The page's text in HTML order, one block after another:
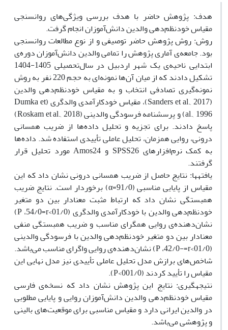
هدف: پژوهش حاضر با هدف بررسی ویژگی‌های روانسنجی
مقیاس خودنظم‌دهی والدین دانش‌آموزان انجام گرفت.
روش: روش پژوهش حاضر توصیفی و از نوع مطالعات روانسنجی
بود. جامعه‌ی آماری پژوهش را تمامی والدین دانش‌آموزان دوره‌ی
ابتدایی ناحیه‌ی یک شهر اردبیل در سال‌تحصیلی 1405-1404
تشکیل دادند که از میان آن‌ها نمونه‌ای به حجم 220 نفر به روش
نمونه‌گیری تصادفی انتخاب و به مقیاس خودنظم‌دهی والدین
(Sanders et al., 2017)، مقیاس خودکارآمدی والدگری (Dumka et
al., 1996) و پرسشنامه فرسودگی والدینی (Roskam et al., 2018)
پاسخ دادند. برای تجزیه و تحلیل داده‌ها از ضریب همسانی
درونی، روایی همزمان، تحلیل عاملی تأییدی استفاده شد. داده‌ها
به کمک نرم‌افزارهای SPSS26 و Amos24 مورد تحلیل قرار
گرفتند.
یافته‏ها: نتایج حاصل از ضریب همسانی درونی نشان داد که این
مقیاس از پایایی مناسبی (91/0=α) برخوردار است. نتایج ضریب
همبستگی نشان داد که ارتباط مثبت معنادار بین دو متغیر
خودنظم‌دهی والدین با خودکارآمدی والدگری (01/0>P ،54/0=r)
نشان‌دهنده‌ی روایی همگرای مناسب و ضریب همبستگی منفی
معنادار بین دو متغیر خودنظم‌دهی والدین با فرسودگی والدینی
(01/0>P ،42/0-=r) نشان‌دهنده‌ی روایی واگرای مناسب می‌باشد.
شاخص‌های برازش مدل تحلیل عاملی تأییدی نیز مدل نهایی این
مقیاس را تأیید کردند (001/0>P).
نتیجه‏گیری: نتایج این پژوهش نشان داد که نسخه‌ی فارسی
مقیاس خودنظم‌دهی والدین دانش‌آموزان روایی و پایایی مطلوبی
در والدین ایرانی دارد و مقیاس مناسبی برای موقعیت‌های بالینی
و پژوهشی می‌باشد.